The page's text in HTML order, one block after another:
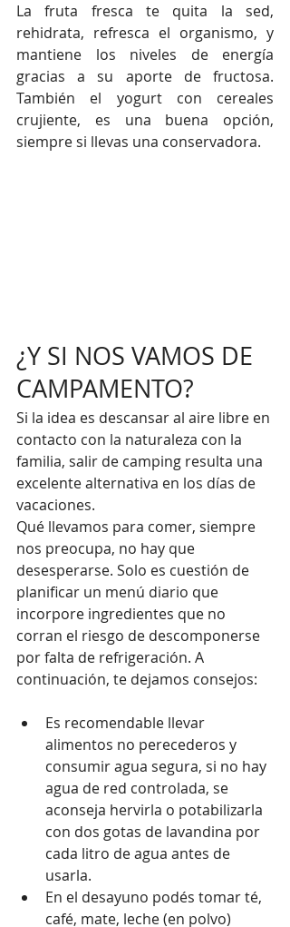
La fruta fresca te quita la sed,
rehidrata, refresca el organismo, y
mantiene los niveles de energía
gracias a su aporte de fructosa.
También el yogurt con cereales
crujiente, es una buena opción,
siempre si llevas una conservadora.
¿Y SI NOS VAMOS DE
CAMPAMENTO?
Si la idea es descansar al aire libre en
contacto con la naturaleza con la
familia, salir de camping resulta una
excelente alternativa en los días de
vacaciones.
Qué llevamos para comer, siempre
nos preocupa, no hay que
desesperarse. Solo es cuestión de
planificar un menú diario que
incorpore ingredientes que no
corran el riesgo de descomponerse
por falta de refrigeración. A
continuación, te dejamos consejos:
Es recomendable llevar
alimentos no perecederos y
consumir agua segura, si no hay
agua de red controlada, se
aconseja hervirla o potabilizarla
con dos gotas de lavandina por
cada litro de agua antes de
usarla.
En el desayuno podés tomar té,
café, mate, leche (en polvo)